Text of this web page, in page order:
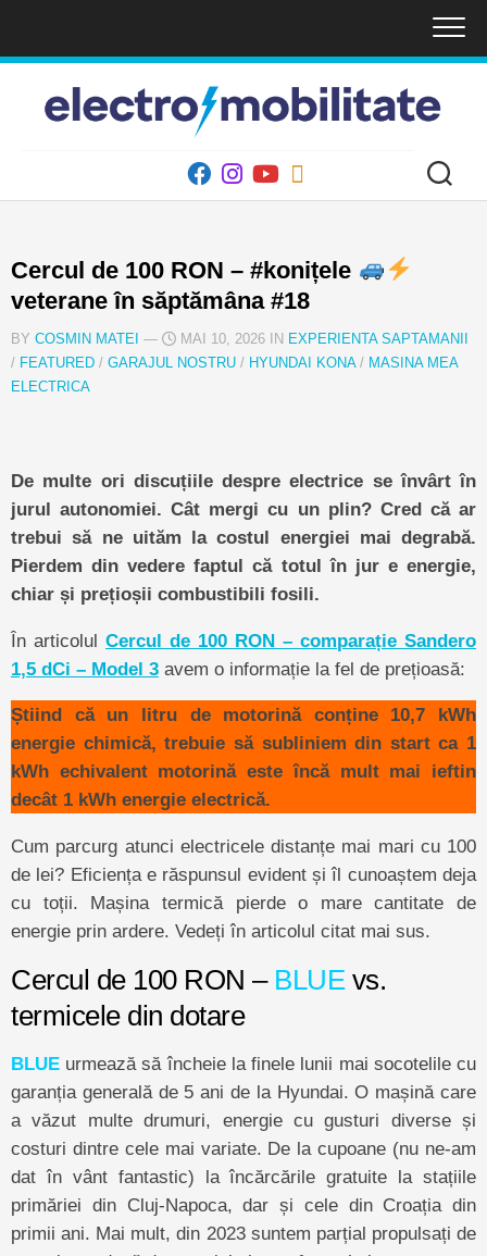
content
Cercul de 100 RON – #konițele
veterane în săptămâna #18
BY COSMIN MATEI — MAI 10, 2026 IN EXPERIENTA SAPTAMANII
/ FEATURED / GARAJUL NOSTRU / HYUNDAI KONA/ MASINA MEA
ELECTRICA
De multe ori discuțiile despre electrice se învârt în
jurul autonomiei. Cât mergi cu un plin? Cred că ar
trebui să ne uităm la costul energiei mai degrabă.
Pierdem din vedere faptul că totul în jur e energie,
chiar și prețioșii combustibili fosili.
În articolul Cercul de 100 RON – comparație Sandero
1,5 dCi – Model 3 avem o informație la fel de prețioasă:
Știind că un litru de motorină conține 10,7 kWh
energie chimică, trebuie să subliniem din start ca 1
kWh echivalent motorină este încă mult mai ieftin
decât 1 kWh energie electrică.
Cum parcurg atunci electricele distanțe mai mari cu 100
de lei? Eficiența e răspunsul evident și îl cunoaștem deja
cu toții. Mașina termică pierde o mare cantitate de
energie prin ardere. Vedeți în articolul citat mai sus.
Cercul de 100 RON – BLUEvs.
termicele din dotare
BLUE urmează să încheie la finele lunii mai socotelile cu
garanția generală de 5 ani de la Hyundai. O mașină care
a văzut multe drumuri, energie cu gusturi diverse și
costuri dintre cele mai variate. De la cupoane (nu ne-am
dat în vânt fantastic) la încărcările gratuite la stațiile
primăriei din Cluj-Napoca, dar și cele din Croația din
primii ani. Mai mult, din 2023 suntem parțial propulsați de